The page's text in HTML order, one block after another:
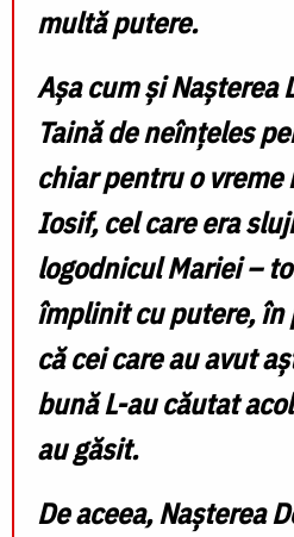
multă putere.
Așa cum și Nașterea
Taină de neînțeles
chiar pentru o
Iosif, cel care era
logodnicul Mariei –
împlinit cu putere, în
că cei care au avut
bună L-au căutat
au găsit.
De aceea, Nașterea